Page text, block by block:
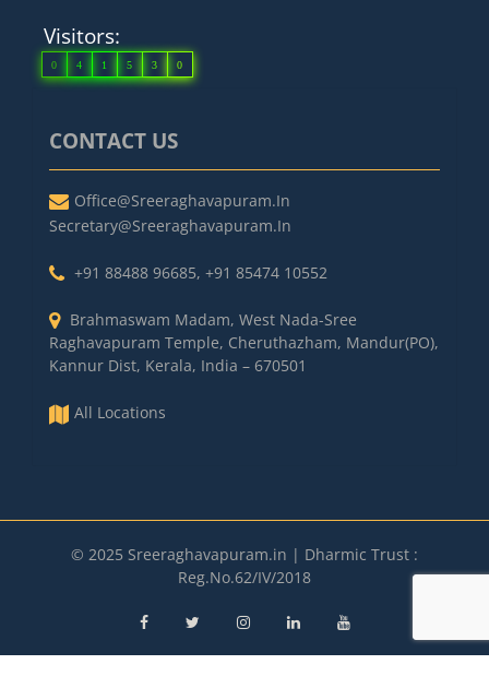
Visitors:
0 4 1 5 3 0
CONTACT US
Office@sreeraghavapuram.in
Secretary@sreeraghavapuram.in
+91 88488 96685, +91 85474 10552
Brahmaswam Madam, West Nada-Sree
Raghavapuram Temple, Cheruthazham, Mandur(PO),
Kannur Dist, Kerala, India – 670501
All Locations
© 2025 Sreeraghavapuram.in | Dharmic Trust :
Reg.No.62/IV/2018